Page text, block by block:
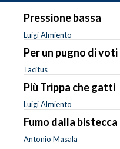
Pressione bassa
Luigi Almiento
Per un pugno di voti
Tacitus
Più Trippa che gatti
Luigi Almiento
Fumo dalla bistecca
Antonio Masala